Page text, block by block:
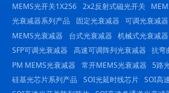
MEMS光开关1X256 2x2反射式磁光开关
光衰减器系列产品
固定光衰减器 可调光衰减器
MEMS光衰减器
台式光衰减器 机械式光衰减器
SFP可调光衰减器
高速可调阵列光衰减器 抗弯
PM MEMS光衰减器
常开MEMS光衰减器 5路
硅基光芯片系列产品
SOI光延时线芯片 SOI高